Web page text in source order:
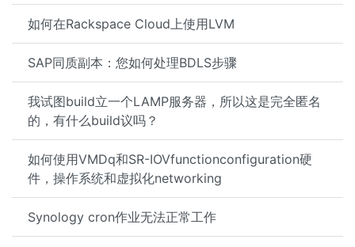
如何在Rackspace Cloud上使用LVM
SAP同质副本：您如何处理BDLS步骤
我试图build立一个LAMP服务器，所以这是完全匿名
的，有什么build议吗？
如何使用VMDq和SR-IOVfunctionconfiguration硬
件，操作系统和虚拟化networking
Synology cron作业无法正常工作